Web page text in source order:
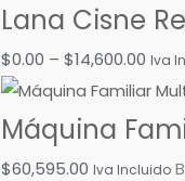
Lana Cisne
$0.00 – $14,600.00 Iva
Máquina
$60,595.00 Iva Incluido